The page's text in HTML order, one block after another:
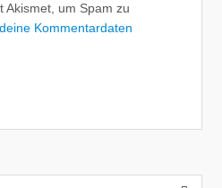
Akismet, um Spam zu
Kommentardaten